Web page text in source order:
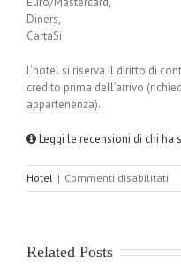
Diners,
CartaSi
L’hotel si riserva il diritto di
credito prima dell’arrivo
appartenenza).
Leggi le recensioni di chi
Hotel | Commenti disabilitati
Related Posts